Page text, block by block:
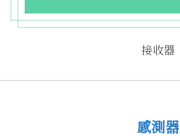
接收器
感測器